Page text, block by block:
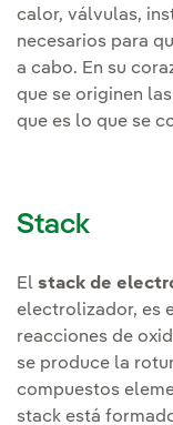
calor, válvulas,
necesarios para
a cabo. En su
que se originen
que es lo que se
Stack
El stack de
electrolizador, es
reacciones de
se produce la
compuestos
stack está